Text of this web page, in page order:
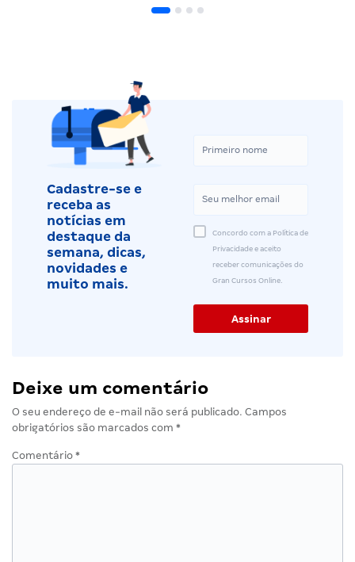
Cadastre-se e
receba as
notícias em
destaque da
semana, dicas,
novidades e
muito mais.
Concordo com a Política de
Privacidade e aceito
receber comunicações do
Gran Cursos Online.
Deixe um comentário
O seu endereço de e-mail não será publicado. Campos
obrigatórios são marcados com *
Comentário *